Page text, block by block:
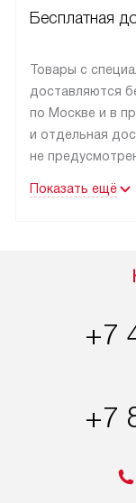
Бесплатная
Товары с
доставляются
по Москве и в
и отдельная
не
рекомендуем
быть
интересен
обсудите
приобретения
доставляются
по Москве в
не
Показать ещё
+7
+7